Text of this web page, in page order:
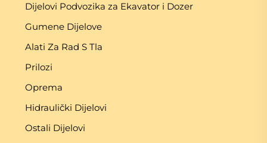
Dijelovi Podvozika za Ekavator i Dozer
Gumene Dijelove
Alati Za Rad S Tla
Prilozi
Oprema
Hidraulički Dijelovi
Ostali Dijelovi